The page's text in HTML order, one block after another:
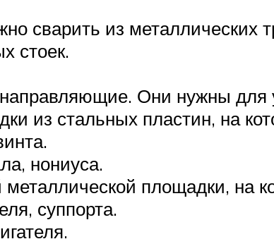
сварить из металлических
стоек.
направляющие. Они нужны для
из стальных пластин, на
нониуса.
металлической площадки, на
суппорта.